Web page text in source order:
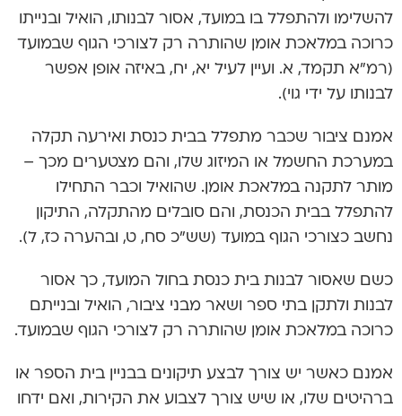
להשלימו ולהתפלל בו במועד, אסור לבנותו, הואיל ובנייתו
כרוכה במלאכת אומן שהותרה רק לצורכי הגוף שבמועד
(רמ”א תקמד, א. ועיין לעיל יא, יח, באיזה אופן אפשר
לבנותו על ידי גוי).
אמנם ציבור שכבר מתפלל בבית כנסת ואירעה תקלה
במערכת החשמל או המיזוג שלו, והם מצטערים מכך –
מותר לתקנה במלאכת אומן. שהואיל וכבר התחילו
להתפלל בבית הכנסת, והם סובלים מהתקלה, התיקון
נחשב כצורכי הגוף במועד (שש”כ סח, ט, ובהערה כז, ל).
כשם שאסור לבנות בית כנסת בחול המועד, כך אסור
לבנות ולתקן בתי ספר ושאר מבני ציבור, הואיל ובנייתם
כרוכה במלאכת אומן שהותרה רק לצורכי הגוף שבמועד.
אמנם כאשר יש צורך לבצע תיקונים בבניין בית הספר או
ברהיטים שלו, או שיש צורך לצבוע את הקירות, ואם ידחו